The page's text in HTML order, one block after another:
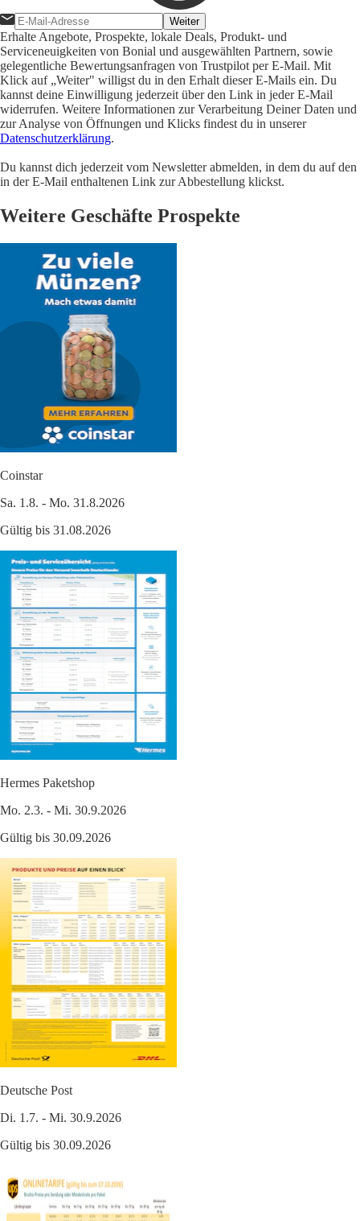
Weiter
Erhalte Angebote, Prospekte, lokale Deals, Produkt- und
Serviceneuigkeiten von Bonial und ausgewählten Partnern, sowie
gelegentliche Bewertungsanfragen von Trustpilot per E-Mail. Mit
Klick auf „Weiter" willigst du in den Erhalt dieser E-Mails ein. Du
kannst deine Einwilligung jederzeit über den Link in jeder E-Mail
widerrufen. Weitere Informationen zur Verarbeitung Deiner Daten und
zur Analyse von Öffnungen und Klicks findest du in unserer
Datenschutzerklärung.
Du kannst dich jederzeit vom Newsletter abmelden, in dem du auf den
in der E-Mail enthaltenen Link zur Abbestellung klickst.
Weitere Geschäfte Prospekte
Coinstar
Sa. 1.8. - Mo. 31.8.2026
Gültig bis 31.08.2026
Hermes Paketshop
Mo. 2.3. - Mi. 30.9.2026
Gültig bis 30.09.2026
Deutsche Post
Di. 1.7. - Mi. 30.9.2026
Gültig bis 30.09.2026